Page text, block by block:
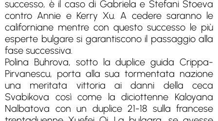
successo, è il caso di Gabriela e Stefani Stoeva
contro Annie e Kerry Xu. A cedere saranno le
californiane mentre con questo successo le più
esperte bulgare si garantiscono il passaggio alla
fase successiva.
Polina Buhrova, sotto la duplice guida Crippa-
Pirvanescu, porta alla sua tormentata nazione
una meritata vittoria ai danni della ceca
Svabikova così come la diciottenne Kaloyana
Nalbatova con un duplice 21-18 sulla francese